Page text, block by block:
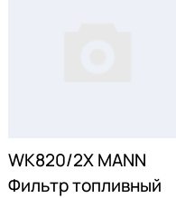
WK820/2X MANN
Фильтр топливный